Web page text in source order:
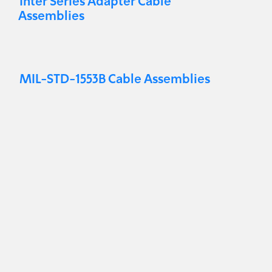
Inter Series Adapter Cable
Assemblies
MIL-STD-1553B Cable Assemblies